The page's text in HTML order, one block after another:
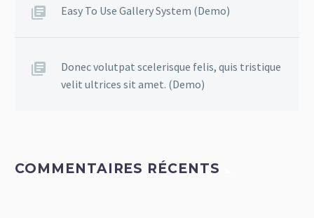
Easy To Use Gallery System (Demo)
Donec volutpat scelerisque felis, quis tristique
velit ultrices sit amet. (Demo)
COMMENTAIRES RÉCENTS